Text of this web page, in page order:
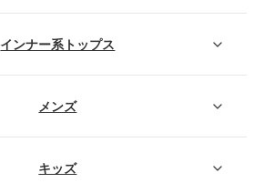
インナー系トップス
メンズ
キッズ